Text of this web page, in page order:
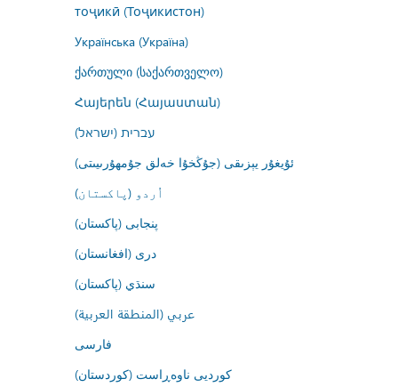
тоҷикӣ (Тоҷикистон)
Українська (Україна)
ქართული (საქართველო)
Հայերեն (Հայաստան)
עברית (ישראל)
ئۇيغۇر يېزىقى (جۇڭخۇا خەلق جۇمھۇرىيىتى)
اُردو (پاکستان)
پنجابی (پاکستان)
درى (افغانستان)
سنڌي (پاکستان)
عربي (المنطقة العربية)
فارسى
کوردیی ناوەڕاست (کوردستان)